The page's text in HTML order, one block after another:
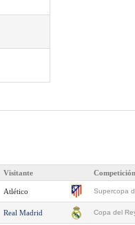
Visitante Competición
Atlético Supercopa
Real Madrid Copa del